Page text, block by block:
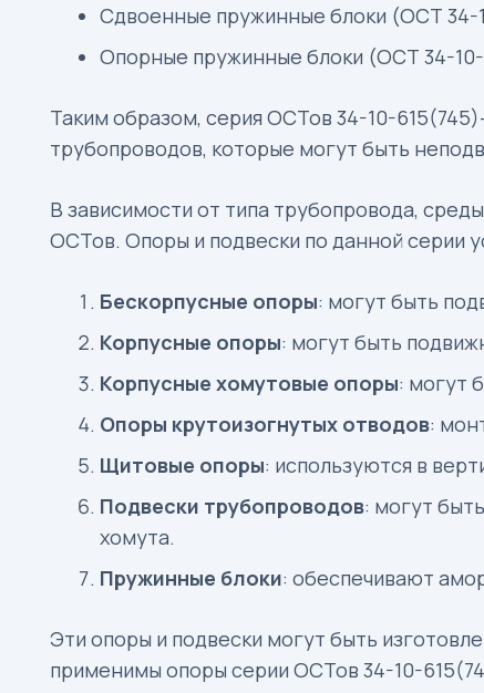
Сдвоенные пружинные блоки (ОСТ 34-
Опорные пружинные блоки (ОСТ 34-
Таким образом, серия ОСТов 34-10-
трубопроводов, которые могут быть
В зависимости от типа трубопровода,
ОСТов. Опоры и подвески по данной серии
Бескорпусные опоры: могут быть
Корпусные опоры: могут быть
Корпусные хомутовые опоры: могут
Опоры крутоизогнутых отводов:
Щитовые опоры: используются в
Подвески трубопроводов: могут
хомута.
Пружинные блоки: обеспечивают
Эти опоры и подвески могут быть
применимы опоры серии ОСТов 34-10-